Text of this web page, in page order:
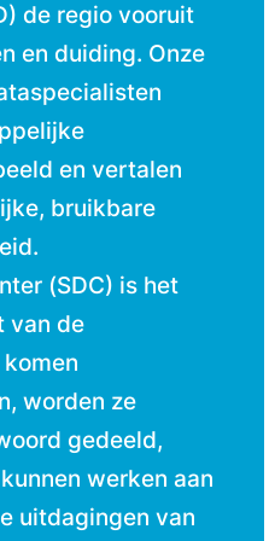
de regio vooruit
en duiding. Onze
en vertalen
bruikbare
(SDC) is het
van de
worden ze
gedeeld,
werken aan
uitdagingen van